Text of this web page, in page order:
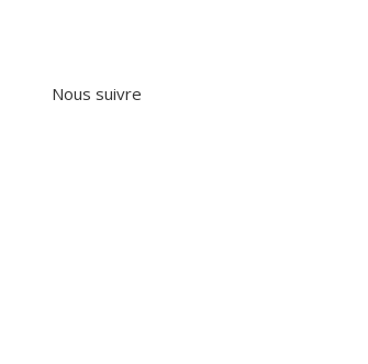
Nous suivre